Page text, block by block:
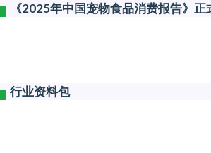
《2025年中国宠物食品消费报告》正
行业资料包